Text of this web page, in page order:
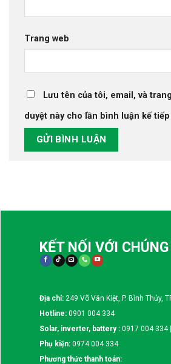
Trang web
Lưu tên của tôi, email, và
duyệt này cho lần bình luận kế
KẾT NỐI VỚI
Địa chỉ: 249 Võ Văn Kiệt, P. Bình Thủy,
Hotline: 0901 004 334
Solar, inverter, battery : 0917 004 334
Phụ kiện: 0974 004 334
Phương thức thanh toán: